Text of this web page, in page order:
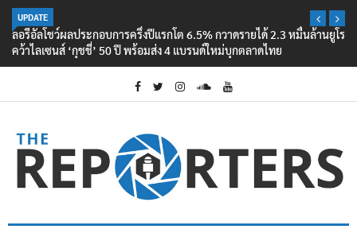
UPDATE
ลอรีอัลโชว์ผลประกอบการครึ่งปีแรกโต 6.5% กวาดรายได้ 2.3 หมื่นล้านยูโร
คว้าไลเซนส์ ‘กุชชี่’ 50 ปี พร้อมส่ง 4 แบรนด์ใหม่บุกตลาดไทย